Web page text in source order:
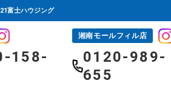
富士ハウジング
158-
湘南モールフィル店
0120-989-
655